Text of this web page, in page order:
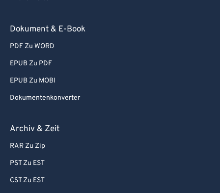
Dokument & E-Book
PDF Zu WORD
EPUB Zu PDF
EPUB Zu MOBI
Dokumentenkonverter
Archiv & Zeit
RAR Zu Zip
PST Zu EST
CST Zu EST